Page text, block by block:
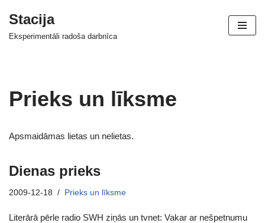
Skip
Stacija
Eksperimentāli radoša darbnīca
Prieks un līksme
Apsmaidāmas lietas un nelietas.
Dienas prieks
2009-12-18 Prieks un līksme
Literārā pērle radio SWH ziņās un tvnet: Vakar ar nešpetnumu